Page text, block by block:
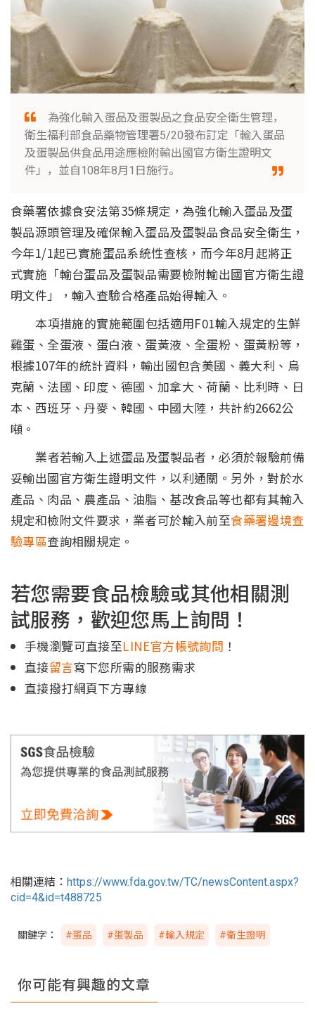
為強化輸入蛋品及蛋製品之食品安全衛生管理，
衛生福利部食品藥物管理署5/20發布訂定「輸入蛋品
及蛋製品供食品用途應檢附輸出國官方衛生證明文
件」，並自108年8月1日施行。
食藥署依據食安法第35條規定，為強化輸入蛋品及蛋
製品源頭管理及確保輸入蛋品及蛋製品食品安全衛生，
今年1/1起已實施蛋品系統性查核，而今年8月起將正
式實施「輸台蛋品及蛋製品需要檢附輸出國官方衛生證
明文件」，輸入查驗合格產品始得輸入。
本項措施的實施範圍包括適用F01輸入規定的生鮮
雞蛋、全蛋液、蛋白液、蛋黃液、全蛋粉、蛋黃粉等，
根據107年的統計資料，輸出國包含美國、義大利、烏
克蘭、法國、印度、德國、加拿大、荷蘭、比利時、日
本、西班牙、丹麥、韓國、中國大陸，共計約2662公
噸。
業者若輸入上述蛋品及蛋製品者，必須於報驗前備
妥輸出國官方衛生證明文件，以利通關。另外，對於水
產品、肉品、農產品、油脂、基改食品等也都有其輸入
規定和檢附文件要求，業者可於輸入前至食藥署邊境查
驗專區查詢相關規定。
若您需要食品檢驗或其他相關測
試服務，歡迎您馬上詢問！
手機瀏覽可直接至LINE官方帳號詢問 ！
直接留言寫下您所需的服務需求
直接撥打網頁下方專線
相關連結： https://www.fda.gov.tw/TC/newsContent.aspx?
cid=4&id=t488725
關鍵字： #蛋品 #蛋製品 #輸入規定 #衛生證明
你可能有興趣的文章